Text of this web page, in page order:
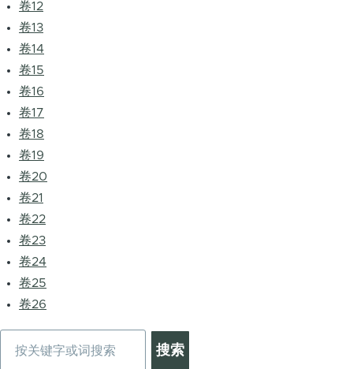
卷12
卷13
卷14
卷15
卷16
卷17
卷18
卷19
卷20
卷21
卷22
卷23
卷24
卷25
卷26